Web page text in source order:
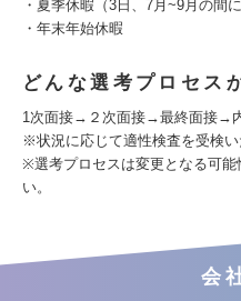
・夏季休暇（3日、7月~9月の間
・年末年始休暇
どんな選考プロセス
1次面接→２次面接→最終面接→
※状況に応じて適性検査を受検い
※選考プロセスは変更となる可能
い。
会